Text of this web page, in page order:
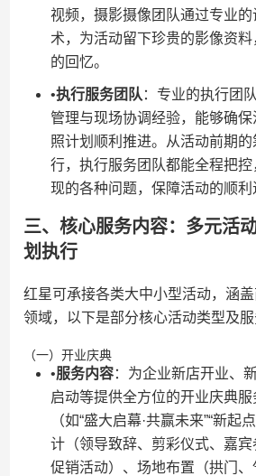
视频，摄影摄像团队通过专业
术，为活动留下珍贵的影像资
的回忆。
•​​执行服务团队​ ：专业的执行团
管理与现场协调经验，能够确
照计划顺利推进。从活动前期
行，执行服务团队都能全程把
现的各种问题，保障活动的顺利
三、核心服务内容：多元活
划执行
红星可承接各类大中小型活动，涵
领域，以下是部分核心活动类型及服
（一）开业庆典
•​​服务内容​：为企业新店开业、
启动等提供全方位的开业庆典服
（如“盛大启幕·共赢未来”“新起
计（领导致辞、剪彩仪式、嘉宾
促销活动）、场地布置（拱门